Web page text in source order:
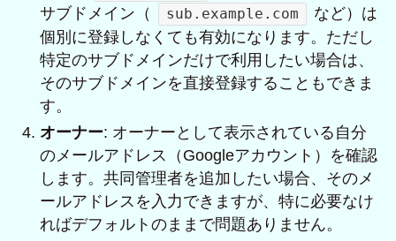
サブドメイン（ sub.example.com
など）は
個別に登録しなくても有効になります。ただし
特定のサブドメインだけで利用したい場合は、
そのサブドメインを直接登録することもできま
す。
オーナー: オーナーとして表示されている自分
のメールアドレス（Googleアカウント）を確認
します。共同管理者を追加したい場合、そのメ
ールアドレスを入力できますが、特に必要なけ
ればデフォルトのままで問題ありません。